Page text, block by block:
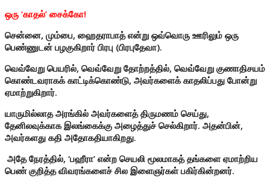
ஒரு ‘காதல்’ சைக்கோ!
சென்னை, மும்பை, ஹைதராபாத் என்று ஒவ்வொரு ஊரிலும் ஒரு
பெண்ணுடன் பழகுகிறார் பிரபு (பிரபுதேவா).
வெவ்வேறு பெயரில், வெவ்வேறு தோற்றத்தில், வெவ்வேறு குணாதிசயம்
கொண்டவராகக் காட்டிக்கொண்டு, அவர்களைக் காதலிப்பது போன்று
ஏமாற்றுகிறார்.
யாருமில்லாத அரங்கில் அவர்களைத் திருமணம் செய்து,
தேனிலவுக்காக இலங்கைக்கு அழைத்துச் செல்கிறார். அதன்பின்,
அவர்களது கதி அதோகதியாகிறது.
அதே நேரத்தில், ‘பஹீரா’ என்ற செயலி மூலமாகத் தங்களை ஏமாற்றிய
பெண் குறித்த விவரங்களைச் சில இளைஞர்கள் பகிர்கின்றனர்.